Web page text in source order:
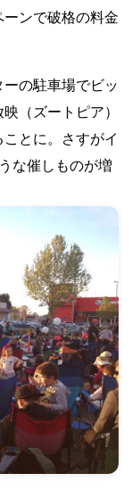
ンで破格の料金
の駐車場でビッ
（ズートピア）
とに。さすがイ
な催しものが増